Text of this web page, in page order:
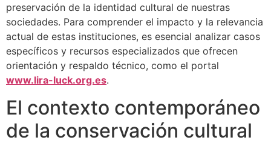
preservación de la identidad cultural de nuestras
sociedades. Para comprender el impacto y la relevancia
actual de estas instituciones, es esencial analizar casos
específicos y recursos especializados que ofrecen
orientación y respaldo técnico, como el portal
www.lira-luck.org.es.
El contexto contemporáneo
de la conservación cultural